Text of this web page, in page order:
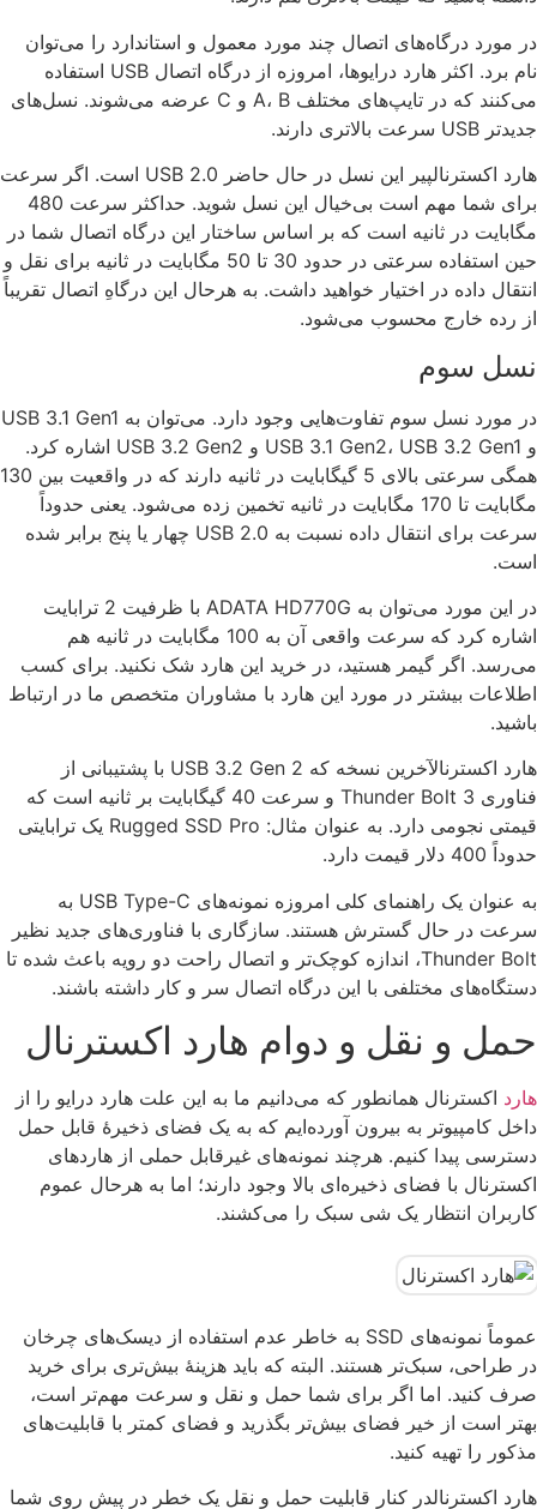
در مورد درگاه‌های اتصال چند مورد معمول و استاندارد را می‌توان
نام برد. اکثر هارد درایوها، امروزه از درگاه اتصال USB استفاده
می‌کنند که در تایپ‌های مختلف A، B و C عرضه می‌شوند. نسل‌های
جدیدتر USB سرعت بالاتری دارند.
هارد اکسترنالپیر این نسل در حال حاضر USB 2.0 است. اگر سرعت
برای شما مهم است بی‌خیال این نسل شوید. حداکثر سرعت 480
مگابایت در ثانیه است که بر اساس ساختار این درگاه اتصال شما در
حین استفاده سرعتی در حدود 30 تا 50 مگابایت در ثانیه برای نقل و
انتقال داده در اختیار خواهید داشت. به هرحال این درگاهِ اتصال تقریباً
از رده خارج محسوب می‌شود.
نسل سوم
در مورد نسل سوم تفاوت‌هایی وجود دارد. می‌توان به USB 3.1 Gen1
و USB 3.1 Gen2، USB 3.2 Gen1 و USB 3.2 Gen2 اشاره کرد.
همگی سرعتی بالای 5 گیگابایت در ثانیه دارند که در واقعیت بین 130
مگابایت تا 170 مگابایت در ثانیه تخمین زده می‌شود. یعنی حدوداً
سرعت برای انتقال داده نسبت به USB 2.0 چهار یا پنج برابر شده
است.
در این مورد می‌توان به ADATA HD770G با ظرفیت 2 ترابایت
اشاره کرد که سرعت واقعی آن به 100 مگابایت در ثانیه هم
می‌رسد. اگر گیمر هستید، در خرید این هارد شک نکنید. برای کسب
اطلاعات بیشتر در مورد این هارد با مشاوران متخصص ما در ارتباط
باشید.
هارد اکسترنالآخرین نسخه که USB 3.2 Gen 2 با پشتیبانی از
فناوری Thunder Bolt 3 و سرعت 40 گیگابایت بر ثانیه است‌ که
قیمتی نجومی دارد. به عنوان مثال: Rugged SSD Pro یک ترابایتی
حدوداً 400 دلار قیمت دارد.
به عنوان یک راهنمای کلی امروزه نمونه‌های USB Type-C به
سرعت در حال گسترش هستند. سازگاری با فناوری‌های جدید نظیر
Thunder Bolt، اندازه کوچک‌تر و اتصال راحت دو رویه باعث شده تا
دستگاه‌های مختلفی با این درگاه اتصال سر و کار داشته باشند.
حمل و نقل و دوام هارد اکسترنال
هارد اکسترنال همانطور که می‌دانیم ما به این علت هارد درایو را از
داخل کامپیوتر به بیرون آورده‌ایم که به یک فضای ذخیرۀ قابل حمل
دسترسی پیدا کنیم. هرچند نمونه‌های غیرقابل حملی از هاردهای
اکسترنال با فضای ذخیره‌ای بالا وجود دارند؛ اما به هرحال عموم
کاربران انتظار یک شی سبک را می‌کشند.
عموماً نمونه‌های SSD به خاطر عدم استفاده از دیسک‌های چرخان
در طراحی، سبک‌تر هستند. البته که باید هزینۀ بیش‌تری برای خرید
صرف کنید. اما اگر برای شما حمل و نقل و سرعت مهم‌تر است،
بهتر است از خیر فضای بیش‌تر بگذرید و فضای کمتر با قابلیت‌های
مذکور را تهیه کنید.
هارد اکسترنالدر کنار قابلیت حمل و نقل یک خطر در پیش روی شما